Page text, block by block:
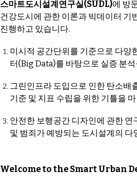
스마트도시설계연구실(SUDL)에 방
건강도시에 관한 이론과 빅데이터 기
진행하고 있습니다.
미시적 공간단위를 기준으로 다양
터(Big Data)를 바탕으로 실증 분
그린인프라 도입으로 인한 탄소배
기준 및 지표 수립을 위한 기틀을
안전한 보행공간 디자인에 관한
및 범죄가 예방되는 도시설계의
Welcome to the Smart Urban